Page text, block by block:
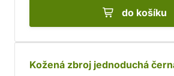
do košíku
Kožená zbroj jednoduchá